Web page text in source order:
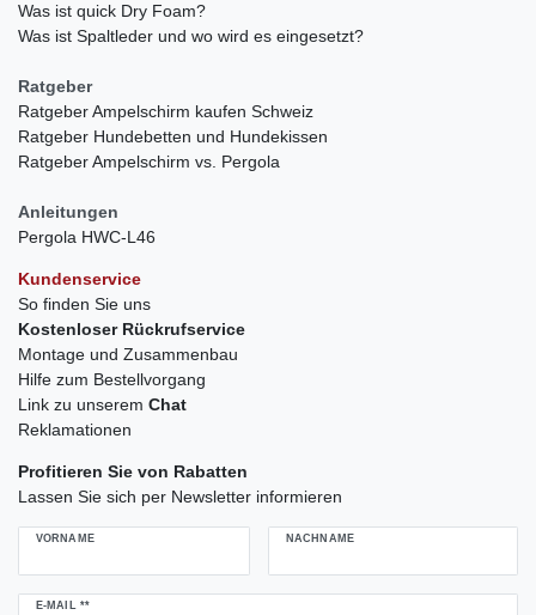
Was ist quick Dry Foam?
Was ist Spaltleder und wo wird es eingesetzt?
Ratgeber
Ratgeber Ampelschirm kaufen Schweiz
Ratgeber Hundebetten und Hundekissen
Ratgeber Ampelschirm vs. Pergola
Anleitungen
Pergola HWC-L46
Kundenservice
So finden Sie uns
Kostenloser Rückrufservice
Montage und Zusammenbau
Hilfe zum Bestellvorgang
Link zu unserem Chat
Reklamationen
Profitieren Sie von Rabatten
Lassen Sie sich per Newsletter informieren
VORNAME NACHNAME
E-MAIL **
Newsletter